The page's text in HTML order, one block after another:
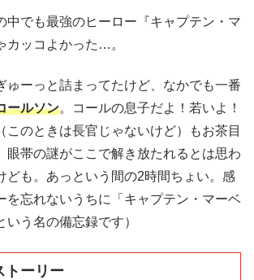
中でも最強のヒーロー『キャプテン・マ
カッコよかった…。
ゅーっと詰まってたけど、なかでも一番
ールソン。コールの息子だよ！若いよ！
このときは長官じゃないけど）もお茶目
眼帯の謎がここで解き放たれるとは思わ
も。あっという間の2時間ちょい。感
を忘れないうちに「キャプテン・マーベ
いう名の備忘録です）
トーリー